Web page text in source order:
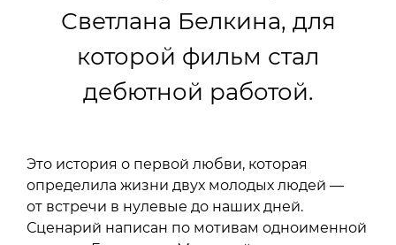
Светлана Белкина, для
которой фильм стал
дебютной работой.
Это история о первой любви, которая
определила жизни двух молодых людей —
от встречи в нулевые до наших дней.
Сценарий написан по мотивам одноименной